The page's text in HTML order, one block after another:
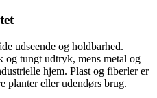
udseende og holdbarhed.
og tungt udtryk, mens metal og
hjem. Plast og fiberler er
planter eller udendørs brug.